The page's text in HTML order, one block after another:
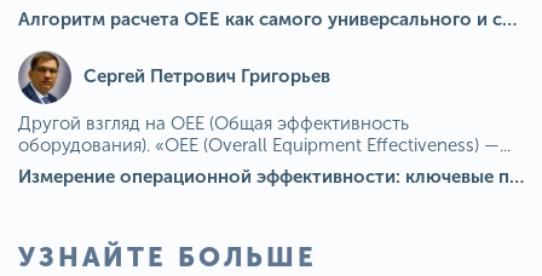
Алгоритм расчета ОЕЕ как самого универсального и современного показателя эффективности оборудования в мире
Сергей Петрович Григорьев
Другой взгляд на OEE (Общая эффективность
оборудования). «OEE (Overall Equipment Effectiveness) —...
Измерение операционной эффективности: ключевые показатели для непрерывного совершенствования
УЗНАЙТЕ БОЛЬШЕ